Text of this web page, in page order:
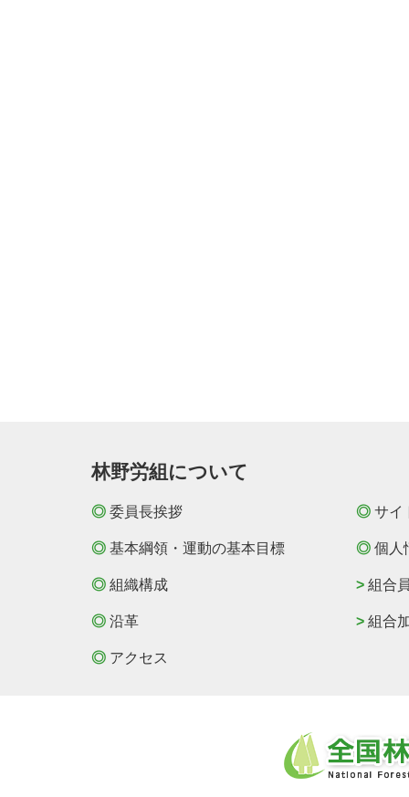
林野労組について
◎ 委員長挨拶
◎ 基本綱領・運動の基本目標
◎ 組織構成
◎ 沿革
◎ アクセス
◎ サイ
◎ 個人
> 組合
> 組合